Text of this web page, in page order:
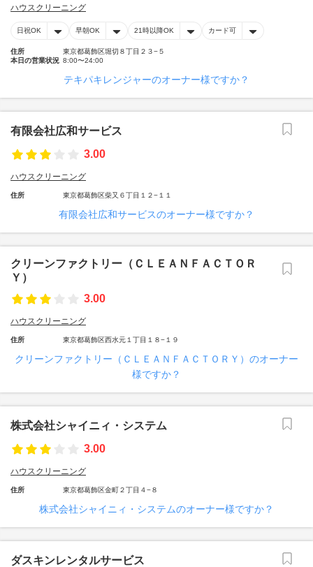
ハウスクリーニング
日祝OK 早朝OK 21時以降OK カード可
住所
東京都葛飾区堀切８丁目２３−５
本日の営業状況 8:00〜24:00
テキパキレンジャーのオーナー様ですか？
有限会社広和サービス
3.00
ハウスクリーニング
住所 東京都葛飾区柴又６丁目１２−１１
有限会社広和サービスのオーナー様ですか？
クリーンファクトリー（ＣＬＥＡＮＦＡＣＴＯＲ
Ｙ）
3.00
ハウスクリーニング
住所 東京都葛飾区西水元１丁目１８−１９
クリーンファクトリー（ＣＬＥＡＮＦＡＣＴＯＲＹ）のオーナー
様ですか？
株式会社シャイニィ・システム
3.00
ハウスクリーニング
住所 東京都葛飾区金町２丁目４−８
株式会社シャイニィ・システムのオーナー様ですか？
ダスキンレンタルサービス